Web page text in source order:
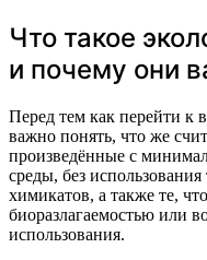
Что такое
и почему они
Перед тем как перейти к
важно понять, что же
произведённые с
среды, без
химикатов, а также те,
биоразлагаемостью или
использования.